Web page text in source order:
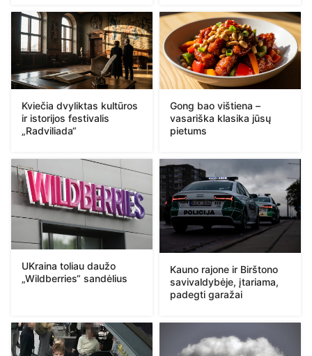
Kviečia dvyliktas kultūros
ir istorijos festivalis
„Radviliada“
Gong bao vištiena –
vasariška klasika jūsų
pietums
UKraina toliau daužo
„Wildberries“ sandėlius
Kauno rajone ir Birštono
savivaldybėje, įtariama,
padegti garažai